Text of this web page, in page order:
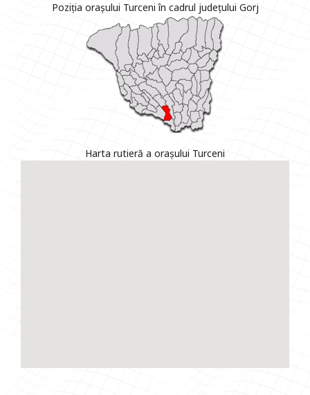
Poziția orașului Turceni în cadrul județului Gorj
Harta rutieră a orașului Turceni